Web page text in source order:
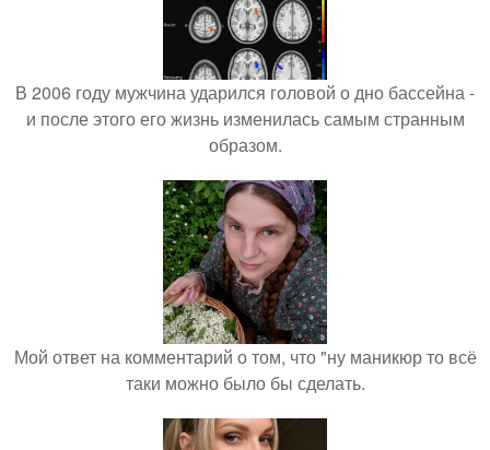
В 2006 году мужчина ударился головой о дно бассейна -
и после этого его жизнь изменилась самым странным
образом.
Мой ответ на комментарий о том, что "ну маникюр то всё
таки можно было бы сделать.